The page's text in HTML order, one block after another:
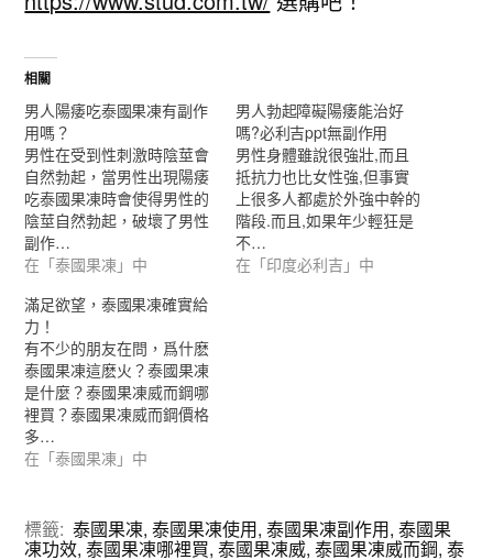
相關
男人陽痿吃泰國果凍有副作
用嗎？
男性在受到性刺激時陰莖會
自然勃起，當男性出現陽痿
吃泰國果凍時會使得男性的
陰莖自然勃起，破壞了男性
副作…
在「泰國果凍」中
男人勃起障礙陽痿能治好
嗎?必利吉ppt無副作用
男性身體雖說很強壯,而且
抵抗力也比女性強,但事實
上很多人都處於外強中幹的
階段.而且,如果年少輕狂是
不…
在「印度必利吉」中
滿足欲望，泰國果凍確實給
力！
有不少的朋友在問，爲什麽
泰國果凍這麽火？泰國果凍
是什麼？泰國果凍威而鋼哪
裡買？泰國果凍威而鋼價格
多…
在「泰國果凍」中
標籤: 泰國果凍,泰國果凍使用,泰國果凍副作用,泰國果
凍功效,泰國果凍哪裡買,泰國果凍威,泰國果凍威而鋼,泰